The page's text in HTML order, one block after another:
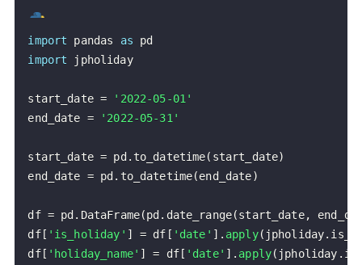
import pandas as
import
jpholiday
start_date =
'2022-05-01'
end_date = '2022-05-31'
start_date = pd .to_datetime( start_date)
end_date = pd . to_datetime(end_date)
df = pd . DataFrame(pd . date_range(start_date,
df[ 'is_holiday' ] = df [ 'date' ] . apply( jpholiday.
df[ 'holiday_name' ] = df[ 'date' ] . apply( jpholiday .